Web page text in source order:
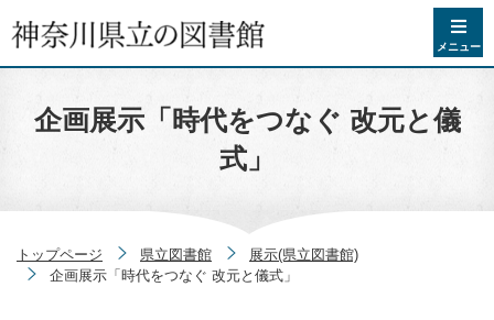
コンテンツへスキップ
メニュー
企画展示「時代をつなぐ 改元と儀
式」
トップページ 県立図書館
展示(県立図書館)
企画展示「時代をつなぐ 改元と儀式」